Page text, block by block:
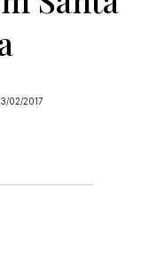
02/2017